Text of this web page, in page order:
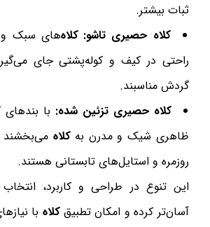
ثبات بیشتر.
کلاه حصیری تاشو: کلاه‌های سبک و
راحتی در کیف و کوله‌پشتی جای
گردش مناسبند.
کلاه حصیری تزئین شده: با بندهای
ظاهری شیک و مدرن بهکلاهمی‌بخشند
روزمره و استایل‌های تابستانی هستند.
این تنوع در طراحی و کاربرد،
آسان‌تر کرده و امکان تطبیقکلاه با